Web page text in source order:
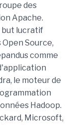
des
Apache.
but lucratif
Source,
comme
le moteur de
Hadoop.
Microsoft,